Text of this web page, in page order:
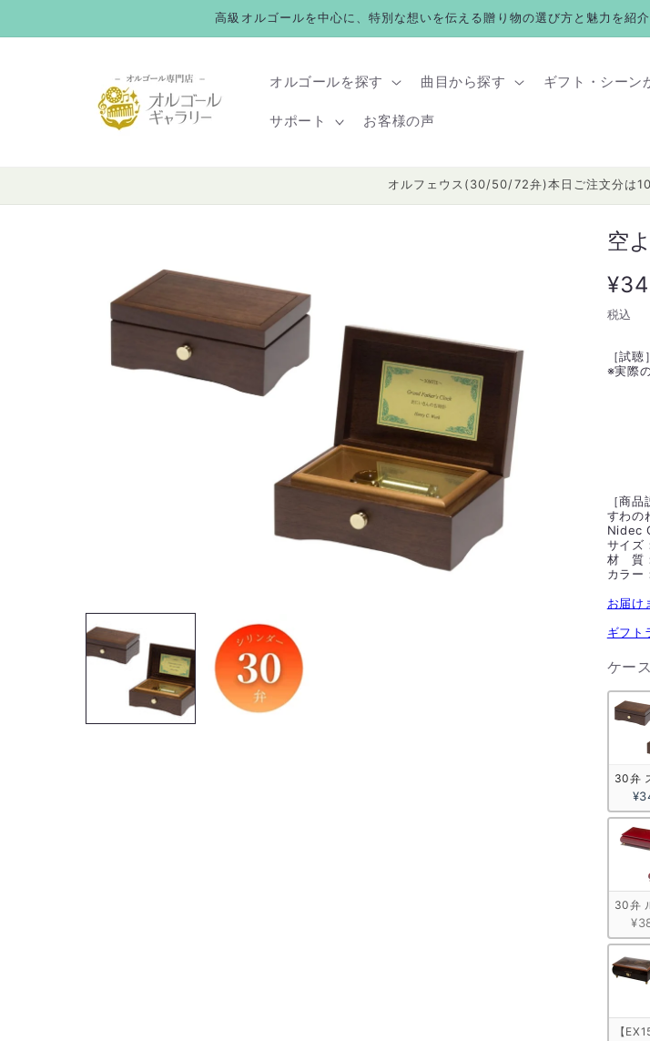
進む
高級オルゴールを中心に、特別な想いを伝える贈り物の選び方と魅力を紹
オルゴールを探す 曲目から探す ギフト・シーン
サポート お客様の声
オルフェウス(30/50/72弁)本日ご注文分は
空
通
常
価
格
税込
［試聴］
※実際
［商品
すわの
Nidec
サイズ
材 質
カラー
お届け
ギフト
ケー
30弁
30弁
【